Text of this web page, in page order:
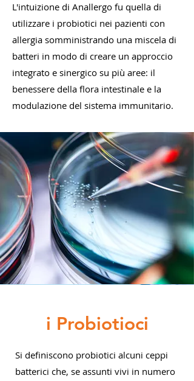
L'intuizione di Anallergo fu quella di
utilizzare i probiotici nei pazienti con
allergia somministrando una miscela di
batteri in modo di creare un approccio
integrato e sinergico su più aree: il
benessere della flora intestinale e la
modulazione del sistema immunitario.
i Probiotioci
Si definiscono probiotici alcuni ceppi
batterici che, se assunti vivi in numero